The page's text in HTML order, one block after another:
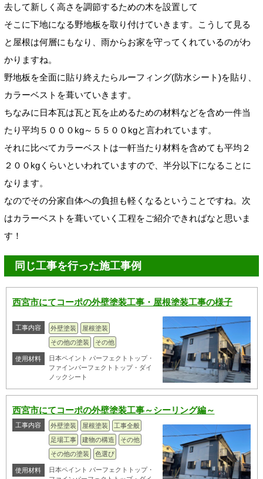
去して新しく高さを調節するための木を設置して
そこに下地になる野地板を取り付けていきます。こうして見る
と屋根は何層にもなり、雨からお家を守ってくれているのがわ
かりますね。
野地板を全面に貼り終えたらルーフィング(防水シート)を貼り、
カラーベストを葺いていきます。
ちなみに日本瓦は瓦と瓦を止めるための材料などを含め一件当
たり平均５０００kg～５５００kgと言われています。
それに比べてカラーベストは一軒当たり材料を含めても平均２
２００kgくらいといわれていますので、半分以下になることに
なります。
なのでその分家自体への負担も軽くなるということですね。次
はカラーベストを葺いていく工程をご紹介できればなと思いま
す！
同じ工事を行った施工事例
西宮市にてコーポの外壁塗装工事・屋根塗装工事の様子
工事内容 外壁塗装
屋根塗装
その他の塗装
その他
使用材料
日本ペイント パーフェクトトップ・
ファインパーフェクトトップ・ダイ
ノックシート
西宮市にてコーポの外壁塗装工事～シーリング編～
工事内容 外壁塗装 屋根塗装
工事全般
足場工事
建物の構造
その他
その他の塗装
色選び
使用材料
日本ペイント パーフェクトトップ・